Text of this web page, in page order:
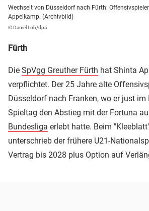
Wechselt von Düsseldorf nach Fürth:
Appelkamp. (Archivbild)
© Daniel Löb/dpa
Fürth
Die SpVgg Greuther Fürth hat Shinta
verpflichtet. Der 25 Jahre alte
Düsseldorf nach Franken, wo er just
Spieltag den Abstieg mit der Fortuna
Bundesliga erlebt hatte. Beim
unterschrieb der frühere U21-
Vertrag bis 2028 plus Option auf